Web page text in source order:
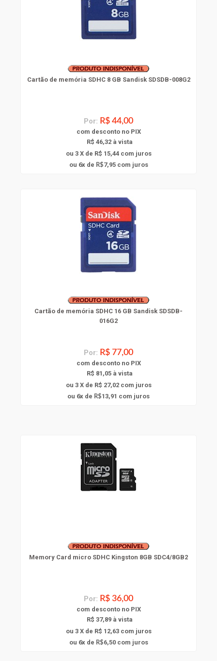
Cartão de memória SDHC 8 GB Sandisk SDSDB-008G2
Por: R$ 44,00
com desconto no PIX
R$ 46,32 à vista
ou 3 X de R$ 15,44com juros
ou 6x de R$7,95com juros
Cartão de memória SDHC 16 GB Sandisk SDSDB-
016G2
Por: R$ 77,00
com desconto no PIX
R$ 81,05 à vista
ou 3 X de R$ 27,02com juros
ou 6x de R$13,91 com juros
Memory Card micro SDHC Kingston 8GB SDC4/8GB2
Por: R$ 36,00
com desconto no PIX
R$ 37,89 à vista
ou 3 X de R$ 12,63com juros
ou 6x de R$6,50com juros